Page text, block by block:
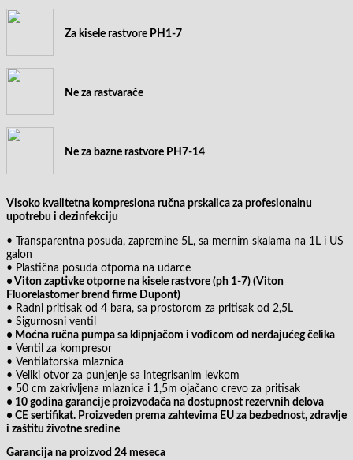
Za kisele rastvore PH1-7
Ne za rastvarače
Ne za bazne rastvore PH7-14
Visoko kvalitetna kompresiona ručna prskalica za profesionalnu
upotrebu i dezinfekciju
• Transparentna posuda, zapremine 5L, sa mernim skalama na 1L i US
galon
• Plastična posuda otporna na udarce
• Viton zaptivke otporne na kisele rastvore (ph 1-7) (Viton
Fluorelastomer brend firme Dupont)
• Radni pritisak od 4 bara, sa prostorom za pritisak od 2,5L
• Sigurnosni ventil
• Moćna ručna pumpa sa klipnjačom i vođicom od nerđajućeg čelika
• Ventil za kompresor
• Ventilatorska mlaznica
• Veliki otvor za punjenje sa integrisanim levkom
• 50 cm zakrivljena mlaznica i 1,5m ojačano crevo za pritisak
• 10 godina garancije proizvođača na dostupnost rezervnih delova
• CE sertifikat. Proizveden prema zahtevima EU za bezbednost, zdravlje
i zaštitu životne sredine
Garancija na proizvod 24 meseca